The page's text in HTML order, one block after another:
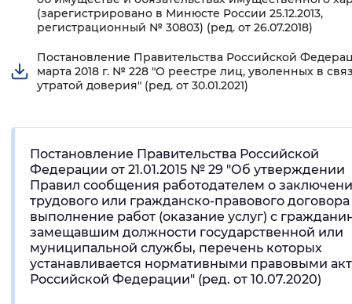
(зарегистрировано в Минюсте России 25.12.2013,
регистрационный № 30803) (ред. от 26.07.2018)
Постановление Правительства Российской
марта 2018 г. № 228 "О реестре лиц, уволенных в
утратой доверия" (ред. от 30.01.2021)
Постановление Правительства Российской
Федерации от 21.01.2015 № 29 "Об утверждении
Правил сообщения работодателем о
трудового или гражданско-правового договора
выполнение работ (оказание услуг) с
замещавшим должности государственной или
муниципальной службы, перечень которых
устанавливается нормативными правовыми
Российской Федерации" (ред. от 10.07.2020)